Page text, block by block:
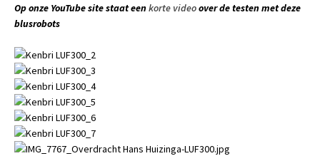
Op onze YouTube site staat eenkorte videoover de testen met deze
blusrobots